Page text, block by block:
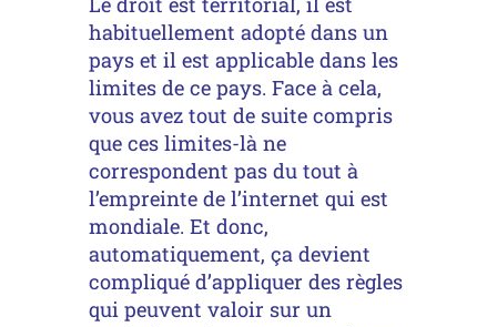
habituellement adopté dans un
pays et il est applicable dans les
limites de ce pays. Face à cela,
vous avez tout de suite compris
que ces limites-là ne
correspondent pas du tout à
l’empreinte de l’internet qui est
mondiale. Et donc,
automatiquement, ça devient
compliqué d’appliquer des règles
qui peuvent valoir sur un